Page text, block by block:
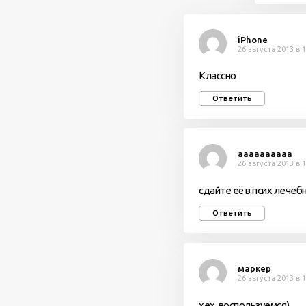
iPhone
26 августа 2013 в
Классно
Ответить
аааааааааа
26 августа 2013 в
сдайте её в псих
Ответить
маркер
26 августа 2013 в